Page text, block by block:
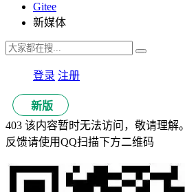
Gitee
新媒体
登录 注册
新版
403 该内容暂时无法访问，敬请理解。
反馈请使用QQ扫描下方二维码